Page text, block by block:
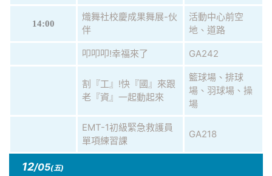
14:00
熾舞社校慶成果舞展-伙
伴
活動中心前空
地、道路
叩叩叩!幸福來了 GA242
割『工』!快『國』來跟
老『資』一起動起來
籃球場、排球
場、羽球場、操
場
EMT-1初級緊急救護員
單項練習課
GA218
12/05(五)